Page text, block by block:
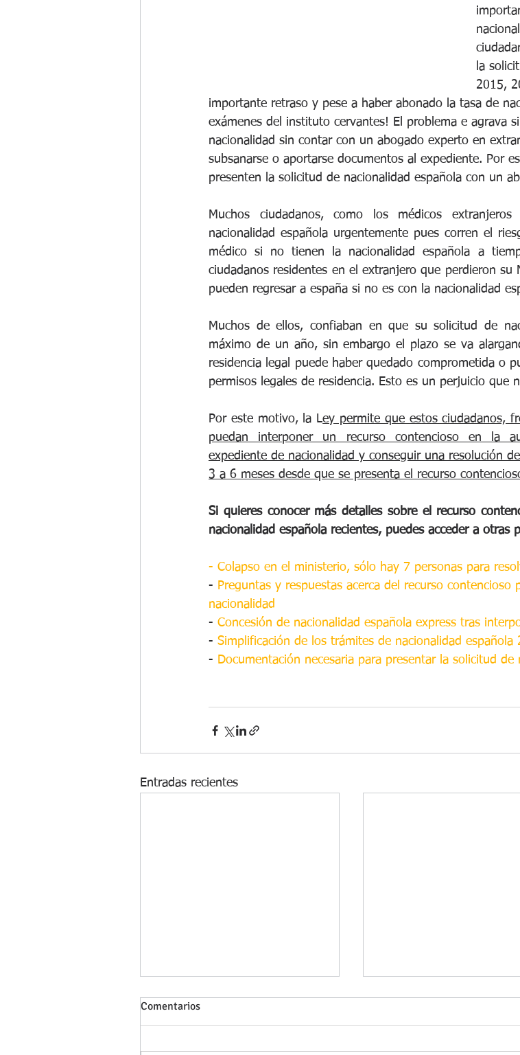
la
2015,
importante retraso y pese a haber abonado la tasa de
exámenes del instituto cervantes! El problema e agrava
nacionalidad sin contar con un abogado experto en
subsanarse o aportarse documentos al expediente. Por
presenten la solicitud de nacionalidad española con un
Muchos ciudadanos, como los médicos
nacionalidad española urgentemente pues corren el
médico si no tienen la nacionalidad española a
ciudadanos residentes en el extranjero que perdieron
pueden regresar a españa si no es con la nacionalidad
Muchos de ellos, confiaban en que su solicitud de
máximo de un año, sin embargo el plazo se va
residencia legal puede haber quedado comprometida o
permisos legales de residencia. Esto es un perjuicio que
Por este motivo, la Ley permite que estos ciudadanos,
puedan interponer un recurso contencioso en la
expediente de nacionalidad y conseguir una resolución
3 a 6 meses desde que se presenta el recurso
Si quieres conocer más detalles sobre el recurso
nacionalidad española recientes, puedes acceder a otras
- Colapso en el ministerio, sólo hay 7 personas para
- Preguntas y respuestas acerca del recurso contencioso
nacionalidad
- Concesión de nacionalidad española express tras
- Simplificación de los trámites de nacionalidad española
- Documentación necesaria para presentar la solicitud de
Entradas recientes
Comentarios